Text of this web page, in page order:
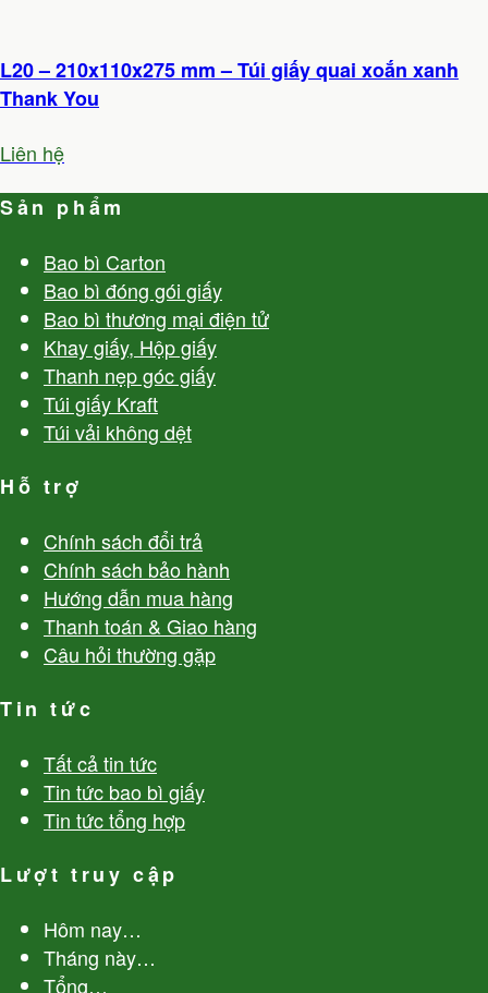
L20 – 210x110x275 mm – Túi giấy quai xoắn xanh
Thank You
Liên hệ
Sản phẩm
Bao bì Carton
Bao bì đóng gói giấy
Bao bì thương mại điện tử
Khay giấy, Hộp giấy
Thanh nẹp góc giấy
Túi giấy Kraft
Túi vải không dệt
Hỗ trợ
Chính sách đổi trả
Chính sách bảo hành
Hướng dẫn mua hàng
Thanh toán & Giao hàng
Câu hỏi thường gặp
Tin tức
Tất cả tin tức
Tin tức bao bì giấy
Tin tức tổng hợp
Lượt truy cập
Hôm nay…
Tháng này…
Tổng…